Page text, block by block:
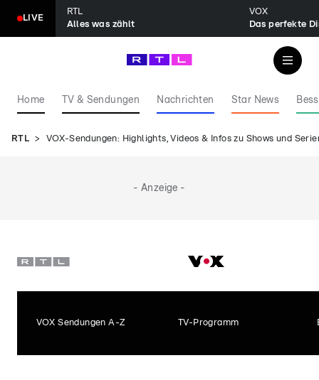
LIVE
RTL
Alles was zählt
VOX
Das perfekte
Home TV & Sendungen Nachrichten Star News
RTL VOX-Sendungen: Highlights, Videos & Infos zu Shows und
- Anzeige -
VOX Sendungen A-Z TV-Programm